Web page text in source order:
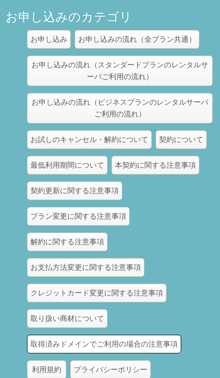
お申し込みのカテゴリ
お申し込み お申し込みの流れ（全プラン共通）
お申し込みの流れ（スタンダードプランのレンタルサ
ーバご利用の流れ）
お申し込みの流れ（ビジネスプランのレンタルサーバ
ご利用の流れ）
お試しのキャンセル・解約について 契約について
最低利用期間について 本契約に関する注意事項
契約更新に関する注意事項
プラン変更に関する注意事項
解約に関する注意事項
お支払方法変更に関する注意事項
クレジットカード変更に関する注意事項
取り扱い商材について
取得済みドメインでご利用の場合の注意事項
利用規約 プライバシーポリシー